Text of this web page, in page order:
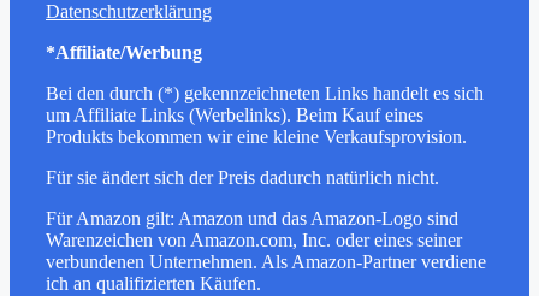
Datenschutzerklärung
*Affiliate/Werbung
Bei den durch (*) gekennzeichneten Links handelt es sich
um Affiliate Links (Werbelinks). Beim Kauf eines
Produkts bekommen wir eine kleine Verkaufsprovision.
Für sie ändert sich der Preis dadurch natürlich nicht.
Für Amazon gilt: Amazon und das Amazon-Logo sind
Warenzeichen von Amazon.com, Inc. oder eines seiner
verbundenen Unternehmen. Als Amazon-Partner verdiene
ich an qualifizierten Käufen.